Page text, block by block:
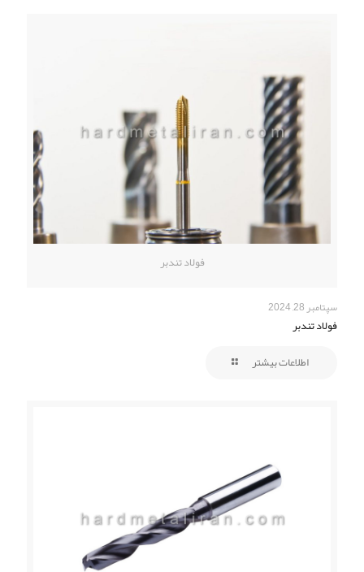
فولاد تندبر
سپتامبر 28, 2024
فولاد تندبر
اطلاعات بیشتر